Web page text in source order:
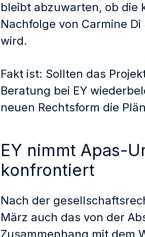
bleibt abzuwarten, ob die
Nachfolge von Carmine
wird.
Fakt ist: Sollten das
Beratung bei EY
neuen Rechtsform die
EY nimmt Apas-
konfrontiert
Nach der
März auch das von der
Zusammenhang mit dem